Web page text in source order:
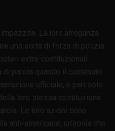
La loro arroganza
una sorta di forza di polizia
extra-costituzionali
parola quando il contenuto
ufficiale, è pari solo
loro stessa costituzione
Le loro azioni sono
anti-americane, un'ironia che